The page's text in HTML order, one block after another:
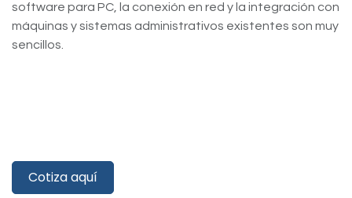
software para PC, la conexión en red y la integración con
máquinas y sistemas administrativos existentes son muy
sencillos.
Cotiza aquí